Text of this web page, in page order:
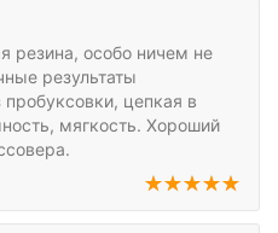
резина, особо ничем не
результаты
цепкая в
мягкость. Хороший